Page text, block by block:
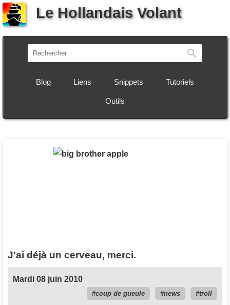
Le Hollandais Volant
Blog Liens Snippets Tutoriels
Outils
J'ai déjà un cerveau, merci.
Mardi 08 juin 2010
coup de gueule news troll